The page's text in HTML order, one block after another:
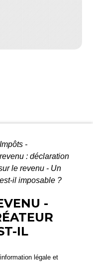
-
: déclaration
le revenu - Un
il imposable ?
-
IL
légale et